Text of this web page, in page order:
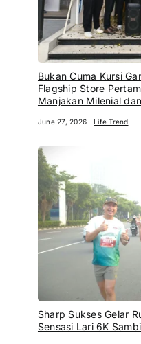
Bukan Cuma Kursi
Flagship Store
Manjakan Milenial
June 27, 2026 Life Trend
Sharp Sukses Gelar
Sensasi Lari 6K